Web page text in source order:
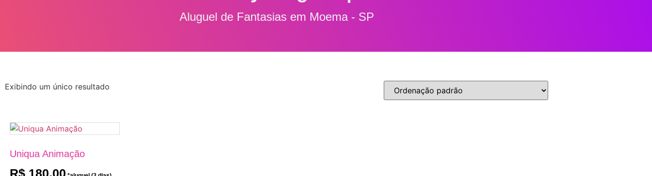
Aluguel de Fantasias em Moema - SP
Exibindo um único resultado
Uniqua Animação
R$ 180,00